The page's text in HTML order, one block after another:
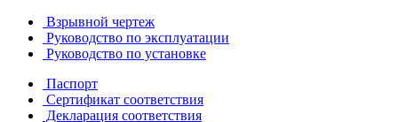
Взрывной чертеж
Руководство по эксплуатации
Руководство по установке
Паспорт
Сертификат соответствия
Декларация соответствия